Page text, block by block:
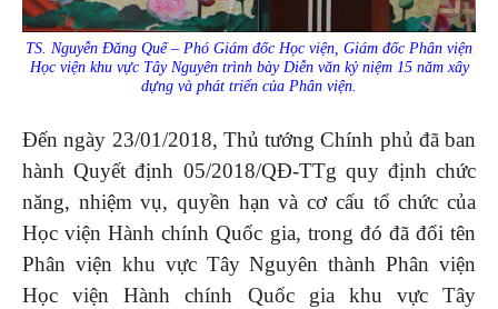
TS. Nguyễn Đăng Quế – Phó Giám đốc Học viện, Giám đốc Phân viện
Học viện khu vực Tây Nguyên trình bày Diễn văn kỷ niệm 15 năm xây
dựng và phát triển của Phân viện.
Đến ngày 23/01/2018, Thủ tướng Chính phủ đã ban
hành Quyết định 05/2018/QĐ-TTg quy định chức
năng, nhiệm vụ, quyền hạn và cơ cấu tổ chức của
Học viện Hành chính Quốc gia, trong đó đã đổi tên
Phân viện khu vực Tây Nguyên thành Phân viện
Học viện Hành chính Quốc gia khu vực Tây